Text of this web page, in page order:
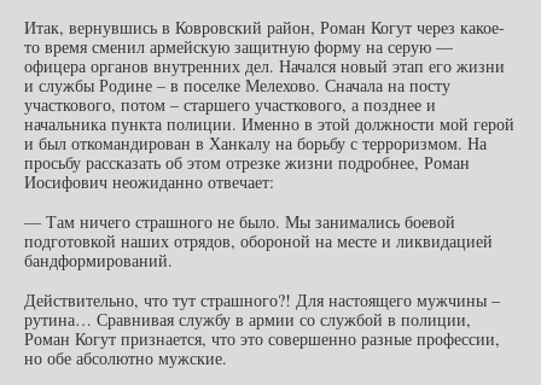
Итак, вернувшись в Ковровский район, Роман Когут через какое-
то время сменил армейскую защитную форму на серую —
офицера органов внутренних дел. Начался новый этап его жизни
и службы Родине – в поселке Мелехово. Сначала на посту
участкового, потом – старшего участкового, а позднее и
начальника пункта полиции. Именно в этой должности мой герой
и был откомандирован в Ханкалу на борьбу с терроризмом. На
просьбу рассказать об этом отрезке жизни подробнее, Роман
Иосифович неожиданно отвечает:
— Там ничего страшного не было. Мы занимались боевой
подготовкой наших отрядов, обороной на месте и ликвидацией
бандформирований.
Действительно, что тут страшного?! Для настоящего мужчины –
рутина… Сравнивая службу в армии со службой в полиции,
Роман Когут признается, что это совершенно разные профессии,
но обе абсолютно мужские.